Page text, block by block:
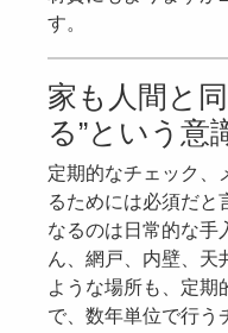
す。
家も人間と
る”という意
定期的なチェック、
るためには必須だと
なるのは日常的な手
ん、網戸、内壁、天
ような場所も、定期
で、数年単位で行う